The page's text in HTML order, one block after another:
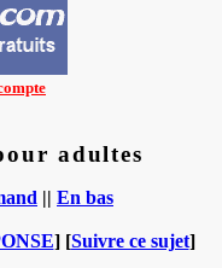
adultes
|| En bas
] [Suivre ce sujet]